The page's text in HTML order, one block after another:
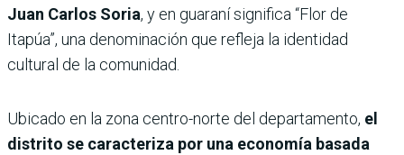
Juan Carlos Soria, y en guaraní significa “Flor de
Itapúa”, una denominación que refleja la identidad
cultural de la comunidad.
Ubicado en la zona centro-norte del departamento, el
distrito se caracteriza por una economía basada